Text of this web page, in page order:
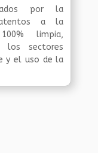
por la
atentos a la
limpia,
los sectores
y el uso de la